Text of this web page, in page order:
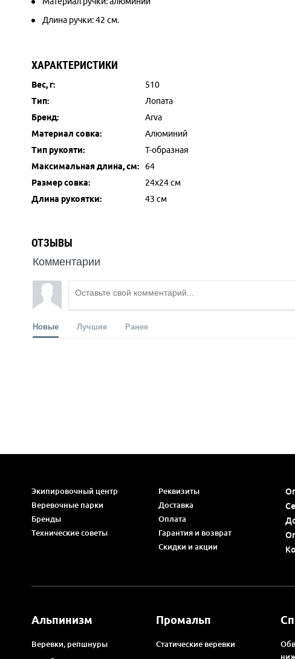
Длина ручки: 42 см.
ХАРАКТЕРИСТИКИ
Вес, г:
510
Тип:
Лопата
Бренд:
Arva
Материал совка:
Алюминий
Тип рукояти:
Т-образная
Максимальная длина, см:
64
Размер совка:
24x24 см
Длина рукоятки:
43 см
ОТЗЫВЫ
Комментарии
Новые Лучшие Ранее
Экипировочный центр
Веревочные парки
Бренды
Технические советы
Реквизиты
Доставка
Оплата
Гарантия и возврат
Скидки и акции
Альпинизм
Веревки, репшнуры
Промальп
Статические веревки